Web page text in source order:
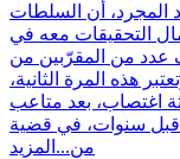
المجرد، أن السلطات
التحقيقات معه في
عدد من المقرّبين من
هذه المرة الثانية،
اغتصاب، بعد متاعب
قبل سنوات، في قضية
من... المزيد